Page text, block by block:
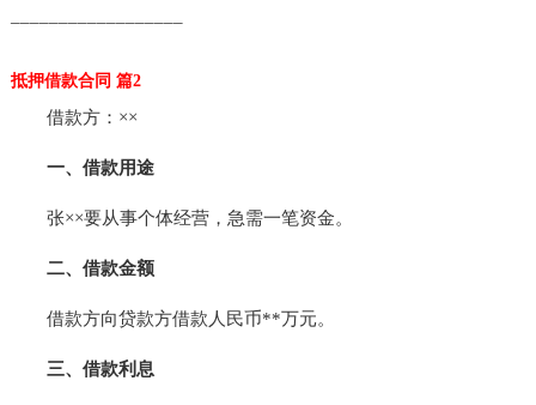
抵押借款合同 篇2
借款方：××
一、借款用途
张××要从事个体经营，急需一笔资金。
二、借款金额
借款方向贷款方借款人民币**万元。
三、借款利息